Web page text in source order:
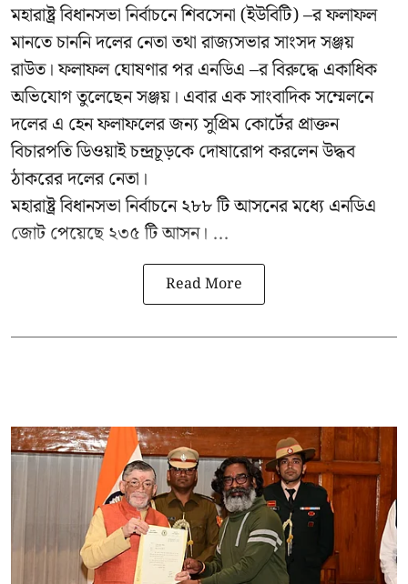
মহারাষ্ট্র বিধানসভা নির্বাচনে শিবসেনা (ইউবিটি) –র ফলাফল
মানতে চাননি দলের নেতা তথা রাজ্যসভার সাংসদ সঞ্জয়
রাউত। ফলাফল ঘোষণার পর এনডিএ –র বিরুদ্ধে একাধিক
অভিযোগ তুলেছেন সঞ্জয়। এবার এক সাংবাদিক সম্মেলনে
দলের এ হেন ফলাফলের জন্য সুপ্রিম কোর্টের প্রাক্তন
বিচারপতি ডিওয়াই চন্দ্রচূড়কে দোষারোপ করলেন উদ্ধব
ঠাকরের দলের নেতা।
মহারাষ্ট্র বিধানসভা নির্বাচনে ২৮৮ টি আসনের মধ্যে এনডিএ
জোট পেয়েছে ২৩৫ টি আসন। ...
Read More